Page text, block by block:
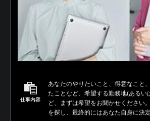
仕事内容
あなたのやりたいこと、得意なこと
たことなど、希望する勤務地(あるい
ど、まずは希望をお聞かせください
を探し、最終的にはあなた自身に決定